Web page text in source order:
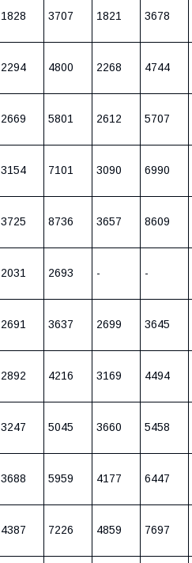
1828 3707 1821 3678
2294 4800 2268 4744
2669 5801 2612 5707
3154 7101 3090 6990
3725 8736 3657 8609
2031 2693 - -
2691 3637 2699 3645
2892 4216 3169 4494
3247 5045 3660 5458
3688 5959 4177 6447
4387 7226 4859 7697